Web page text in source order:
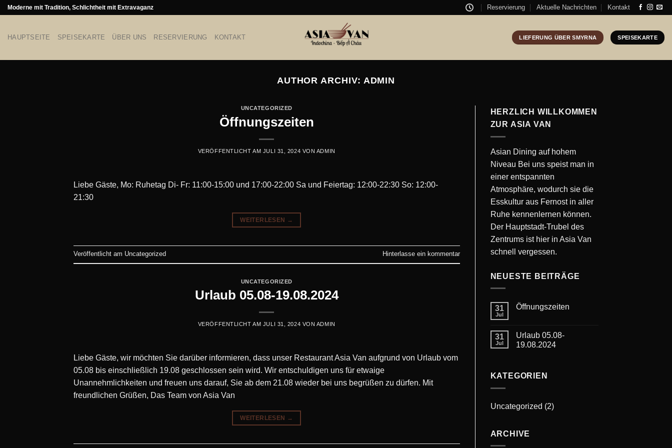
SkipModerne mit Tradition, Schlichtheit mit Extravaganz Reservierung Aktuelle Nachrichten Kontakt
HAUPTSEITE SPEISEKARTE ÜBER UNS RESERVIERUNG KONTAKT LIEFERUNG ÜBER SMYRNA SPEISEKARTE
AUTHOR ARCHIV: ADMIN
UNCATEGORIZED
Öffnungszeiten
VERÖFFENTLICHT AM JULI 31, 2024 VON ADMIN
Liebe Gäste, Mo: Ruhetag Di- Fr: 11:00-15:00 und 17:00-22:00 Sa und Feiertag: 12:00-22:30 So: 12:00-
21:30
WEITERLESEN →
Veröffentlicht am Uncategorized Hinterlasse ein kommentar
UNCATEGORIZED
Urlaub 05.08-19.08.2024
VERÖFFENTLICHT AM JULI 31, 2024 VON ADMIN
Liebe Gäste, wir möchten Sie darüber informieren, dass unser Restaurant Asia Van aufgrund von Urlaub vom
05.08 bis einschließlich 19.08 geschlossen sein wird. Wir entschuldigen uns für etwaige
Unannehmlichkeiten und freuen uns darauf, Sie ab dem 21.08 wieder bei uns begrüßen zu dürfen. Mit
freundlichen Grüßen, Das Team von Asia Van
WEITERLESEN →
HERZLICH WILLKOMMEN
ZUR ASIA VAN
Asian Dining auf hohem
Niveau Bei uns speist man in
einer entspannten
Atmosphäre, wodurch sie die
Esskultur aus Fernost in aller
Ruhe kennenlernen können.
Der Hauptstadt-Trubel des
Zentrums ist hier in Asia Van
schnell vergessen.
NEUESTE BEITRÄGE
31
Jul
Öffnungszeiten
31
Jul
Urlaub 05.08-
19.08.2024
KATEGORIEN
Uncategorized (2)
ARCHIVE